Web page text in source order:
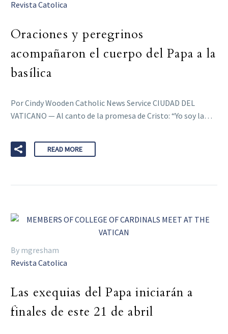
Revista Catolica
Oraciones y peregrinos
acompañaron el cuerpo del Papa a la
basílica
Por Cindy Wooden Catholic News Service CIUDAD DEL
VATICANO — Al canto de la promesa de Cristo: “Yo soy la…
READ MORE
By mgresham
Revista Catolica
Las exequias del Papa iniciarán a
finales de este 21 de abril